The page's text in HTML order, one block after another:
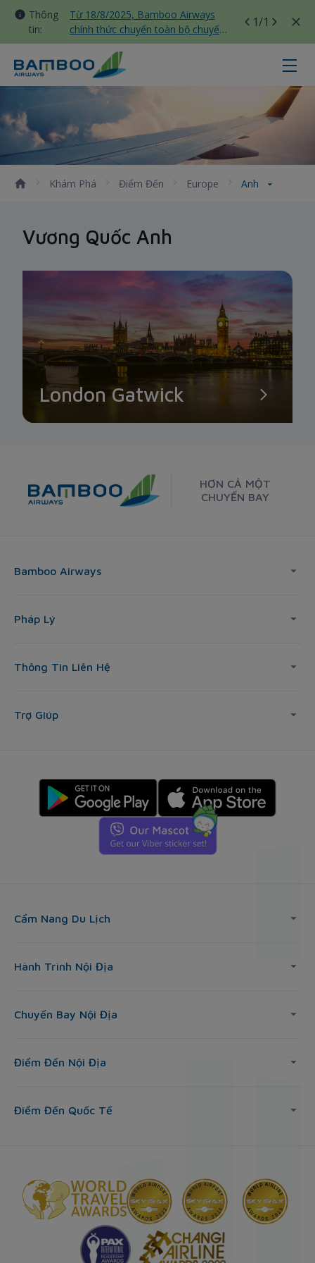
Thông
tin:
Từ 18/8/2025, Bamboo Airways
chính thức chuyển toàn bộ chuyến
bay nội địa sang nhà ga T3 Tân
Sơn Nhất
1/1
Anh - Bamboo Airways
Khám Phá Điểm Đến Europe Anh
Vương Quốc Anh
London Gatwick
HƠN CẢ MỘT
CHUYẾN BAY
Bamboo Airways
Pháp Lý
Thông Tin Liên Hệ
Trợ Giúp
Cẩm Nang Du Lịch
Hành Trình Nội Địa
Chuyến Bay Nội Địa
Điểm Đến Nội Địa
Điểm Đến Quốc Tế